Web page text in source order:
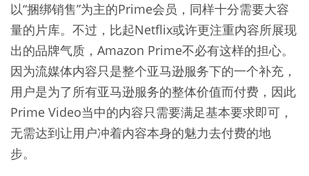
以“捆绑销售”为主的Prime会员，同样十分需要大容
量的片库。不过，比起Netflix或许更注重内容所展现
出的品牌气质，Amazon Prime不必有这样的担心。
因为流媒体内容只是整个亚马逊服务下的一个补充，
用户是为了所有亚马逊服务的整体价值而付费，因此
Prime Video当中的内容只需要满足基本要求即可，
无需达到让用户冲着内容本身的魅力去付费的地
步。